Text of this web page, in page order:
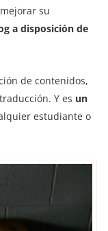
su
a disposición de
de contenidos,
Y es un
estudiante o